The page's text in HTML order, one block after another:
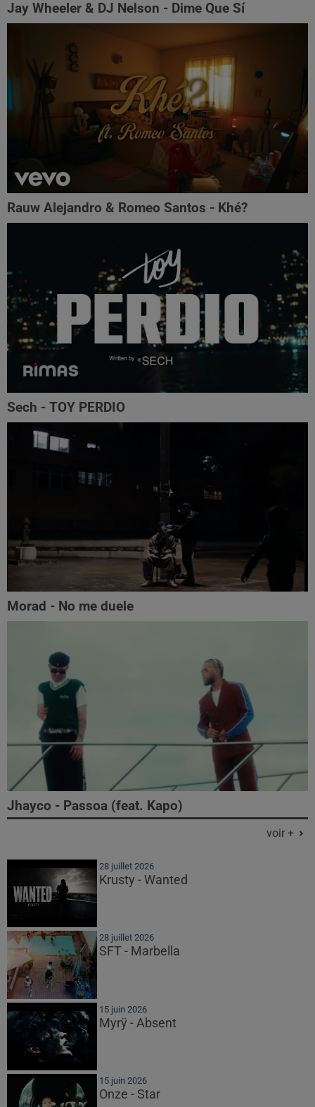
Jay Wheeler & DJ Nelson - Dime Que Sí
Rauw Alejandro & Romeo Santos - Khé?
Sech - TOY PERDIO
Morad - No me duele
Jhayco - Passoa (feat. Kapo)
voir +
28 juillet 2026
Krusty - Wanted
28 juillet 2026
SFT - Marbella
15 juin 2026
Myrÿ - Absent
15 juin 2026
Onze - Star